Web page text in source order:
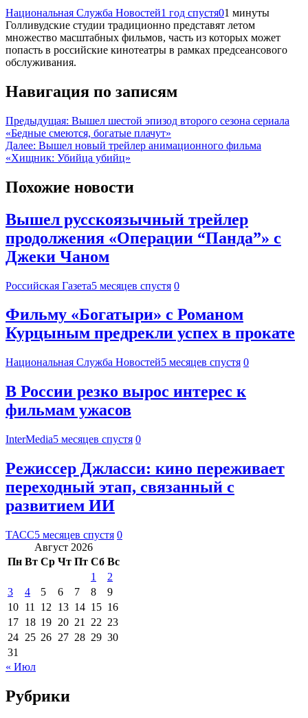
Национальная Служба Новостей1 год спустя01 минуты
Голливудские студии традиционно представят летом
множество масштабных фильмов, часть из которых может
попасть в российские кинотеатры в рамках предсеансового
обслуживания.
Навигация по записям
Предыдущая: Вышел шестой эпизод второго сезона сериала
«Бедные смеются, богатые плачут»
Далее: Вышел новый трейлер анимационного фильма
«Хищник: Убийца убийц»
Похожие новости
Вышел русскоязычный трейлер
продолжения «Операции “Панда”» с
Джеки Чаном
Российская Газета5 месяцев спустя 0
Фильму «Богатыри» с Романом
Курцыным предрекли успех в прокате
Национальная Служба Новостей5 месяцев спустя 0
В России резко вырос интерес к
фильмам ужасов
InterMedia5 месяцев спустя 0
Режиссер Джласси: кино переживает
переходный этап, связанный с
развитием ИИ
ТАСС5 месяцев спустя 0
Август 2026
Пн Вт Ср Чт Пт Сб Вс
1
2
3
4 5 6 7 8
9
10 11 12 13 14 15 16
17 18 19 20 21 22 23
24 25 26 27 28 29 30
31
« Июл
Рубрики